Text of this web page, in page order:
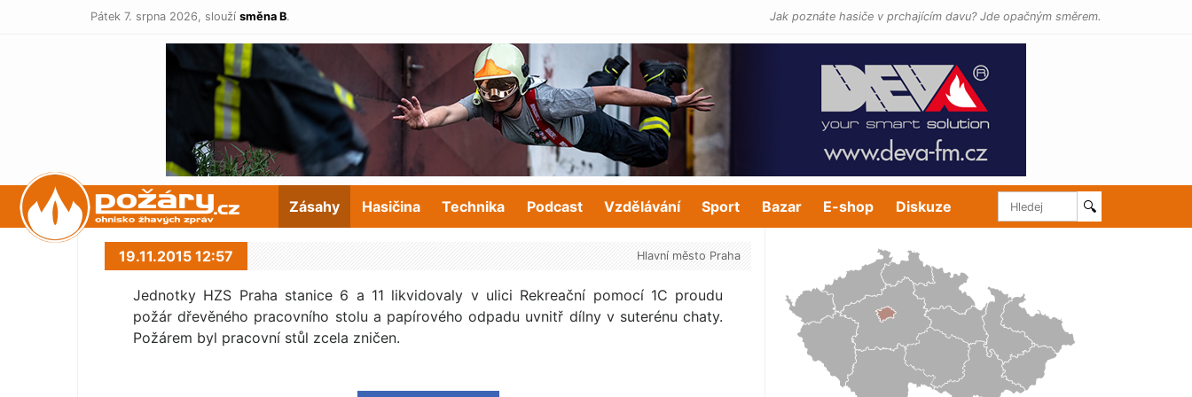
Pátek 7. srpna 2026, slouží směna B. Jak poznáte hasiče v prchajícím davu? Jde opačným směrem.
POŽÁRY.cz Zásahy Hasičina Technika Podcast Vzdělávání Sport Bazar E-shop Diskuze 🔍
19.11.2015 12:57 Hlavní město Praha
Jednotky HZS Praha stanice 6 a 11 likvidovaly v ulici Rekreační pomocí 1C proudu
požár dřevěného pracovního stolu a papírového odpadu uvnitř dílny v suterénu chaty.
Požárem byl pracovní stůl zcela zničen.